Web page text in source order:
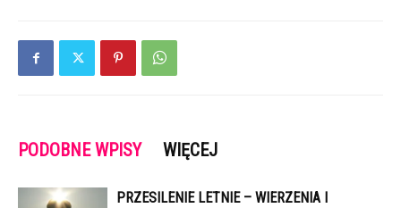
PODOBNE WPISY WIĘCEJ
PRZESILENIE LETNIE – WIERZENIA I